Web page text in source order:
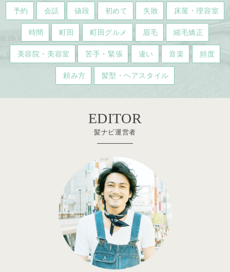
予約 会話 値段 初めて 失敗 床屋・理容室
時間 町田 町田グルメ 眉毛 縮毛矯正
美容院・美容室 苦手・緊張 違い 音楽 頻度
頼み方 髪型・ヘアスタイル
EDITOR
髪ナビ運営者